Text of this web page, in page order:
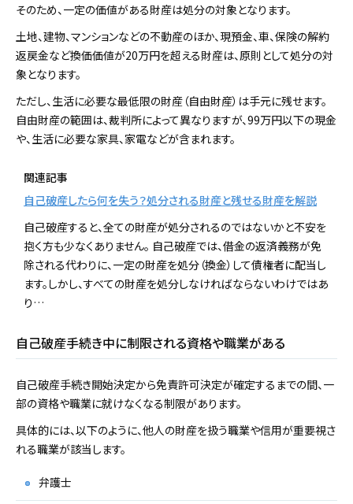
そのため、一定の価値がある財産は処分の対象となります。
土地、建物、マンションなどの不動産のほか、現預金、車、保険の解約
返戻金など換価価値が20万円を超える財産は、原則として処分の対
象となります。
ただし、生活に必要な最低限の財産（自由財産）は手元に残せます。
自由財産の範囲は、裁判所によって異なりますが、99万円以下の現金
や、生活に必要な家具、家電などが含まれます。
関連記事
自己破産したら何を失う？処分される財産と残せる財産を解説
自己破産すると、全ての財産が処分されるのではないかと不安を
抱く方も少なくありません。 自己破産では、借金の返済義務が免
除される代わりに、一定の財産を処分（換金）して債権者に配当し
ます。しかし、すべての財産を処分しなければならないわけではあ
り…
自己破産手続き中に制限される資格や職業がある
自己破産手続き開始決定から免責許可決定が確定するまでの間、一
部の資格や職業に就けなくなる制限があります。
具体的には、以下のように、他人の財産を扱う職業や信用が重要視さ
れる職業が該当します。
弁護士